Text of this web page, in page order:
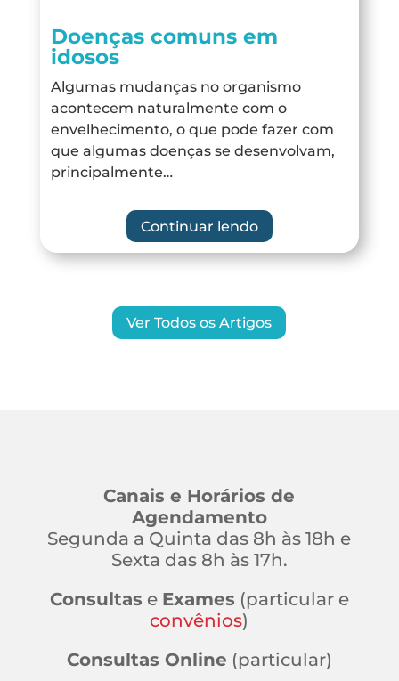
Doenças comuns em
idosos
Algumas mudanças no organismo
acontecem naturalmente com o
envelhecimento, o que pode fazer com
que algumas doenças se desenvolvam,
principalmente…
Continuar lendo
Ver Todos os Artigos
Canais e Horários de
Agendamento
Segunda a Quinta das 8h às 18h e
Sexta das 8h às 17h.
Consultas e Exames (particular e
convênios)
Consultas Online (particular)